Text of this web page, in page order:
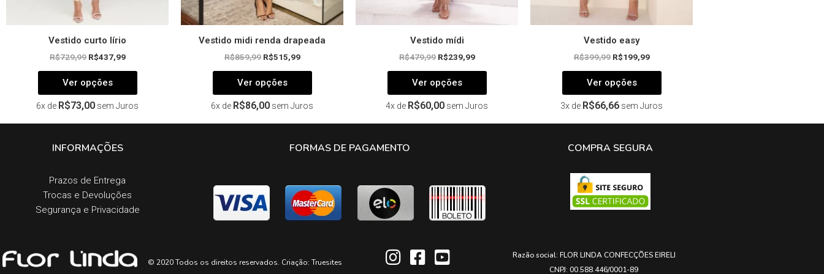
Vestido curto lírio
R$729,99 R$437,99
Ver opções
6x de R$73,00 sem Juros
Vestido midi renda drapeada
R$859,99 R$515,99
Ver opções
produto
6x de R$86,00 sem Juros
Vestido mídi
R$479,99 R$239,99
Ver opções
produto
4x de R$60,00 sem Juros
Vestido easy
R$399,99 R$199,99
Ver opções
3x de R$66,66 sem Juros
INFORMAÇÕES
Prazos de Entrega​
Trocas e Devoluções​
Segurança e Privacidade
FORMAS DE PAGAMENTO COMPRA SEGURA
© 2020 Todos os direitos reservados. Criação: Truesites
Razão social: FLOR LINDA CONFECÇÕES EIRELI
CNPJ: 00.588.446/0001-89